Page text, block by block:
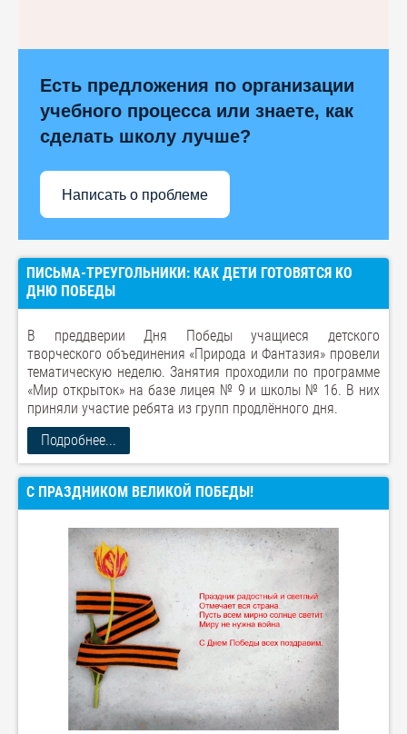
Есть предложения по организации
учебного процесса или знаете, как
сделать школу лучше?
Написать о проблеме
ПИСЬМА-ТРЕУГОЛЬНИКИ: КАК ДЕТИ ГОТОВЯТСЯ КО
ДНЮ ПОБЕДЫ
В преддверии Дня Победы учащиеся детского
творческого объединения «Природа и Фантазия» провели
тематическую неделю. Занятия проходили по программе
«Мир открыток» на базе лицея № 9 и школы № 16. В них
приняли участие ребята из групп продлённого дня.
Подробнее...
С ПРАЗДНИКОМ ВЕЛИКОЙ ПОБЕДЫ!